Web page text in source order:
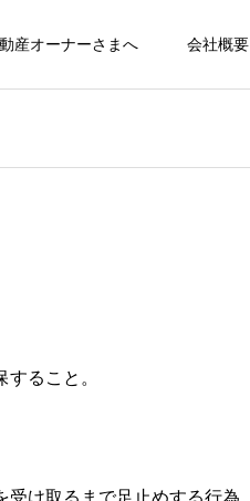
産オーナーさまへ 会社概要
ること。
受け取るまで足止めする行為